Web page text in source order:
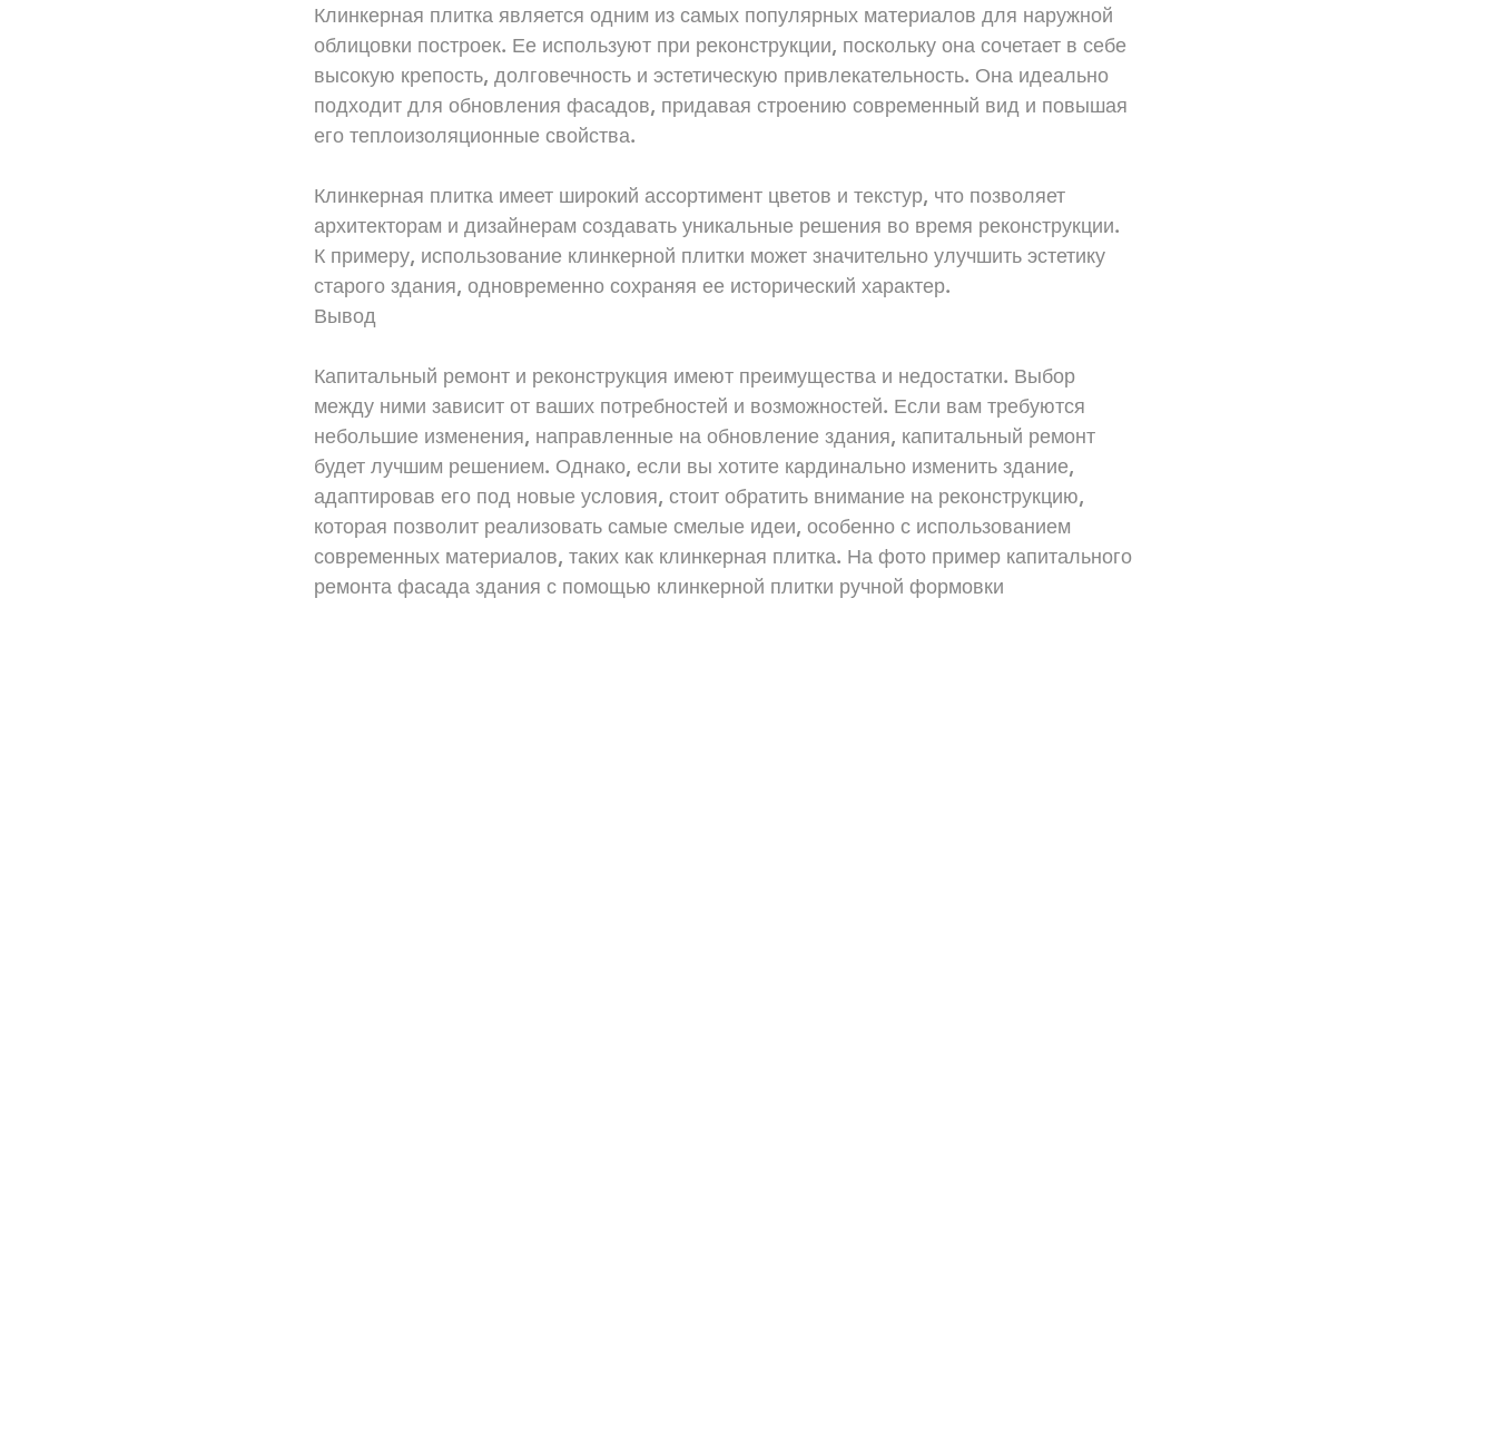
Клинкерная плитка является одним из самых популярных материалов для наружной
облицовки построек. Ее используют при реконструкции, поскольку она сочетает в себе
высокую крепость, долговечность и эстетическую привлекательность. Она идеально
подходит для обновления фасадов, придавая строению современный вид и повышая
его теплоизоляционные свойства.
Клинкерная плитка имеет широкий ассортимент цветов и текстур, что позволяет
архитекторам и дизайнерам создавать уникальные решения во время реконструкции.
К примеру, использование клинкерной плитки может значительно улучшить эстетику
старого здания, одновременно сохраняя ее исторический характер.
Вывод
Капитальный ремонт и реконструкция имеют преимущества и недостатки. Выбор
между ними зависит от ваших потребностей и возможностей. Если вам требуются
небольшие изменения, направленные на обновление здания, капитальный ремонт
будет лучшим решением. Однако, если вы хотите кардинально изменить здание,
адаптировав его под новые условия, стоит обратить внимание на реконструкцию,
которая позволит реализовать самые смелые идеи, особенно с использованием
современных материалов, таких как клинкерная плитка. На фото пример капитального
ремонта фасада здания с помощью клинкерной плитки ручной формовки